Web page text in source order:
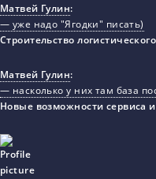
Матвей Гулин:
— уже надо "Ягодки" писать)
Строительство
Матвей Гулин:
— насколько у них там база
Новые возможности сервиса